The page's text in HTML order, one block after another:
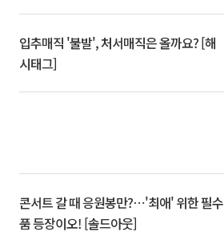
입추매직 '불발', 처서매직은 올까요? [해
시태그]
콘서트 갈 때 응원봉만?⋯'최애' 위한 필수
품 등장이오! [솔드아웃]